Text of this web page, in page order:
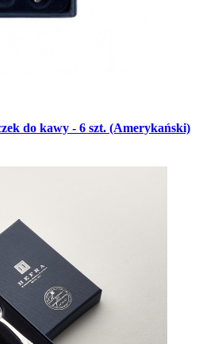
do kawy - 6 szt. (Amerykański)